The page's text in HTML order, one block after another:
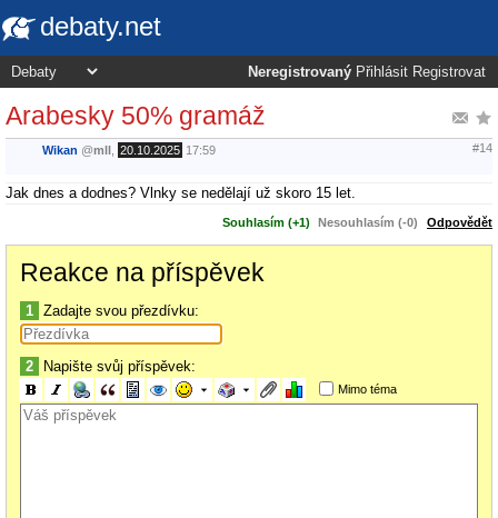
debaty.net
Neregistrovaný Přihlásit Registrovat
Arabesky 50% gramáž
Wikan @mll 20.10.2025 17:59 #14
Jak dnes a dodnes? Vlnky se nedělají už skoro 15 let.
Souhlasím (+1) Nesouhlasím (-0) Odpovědět
Reakce na příspěvek
1 Zadajte svou přezdívku:
2 Napište svůj příspěvek:
Mimo téma